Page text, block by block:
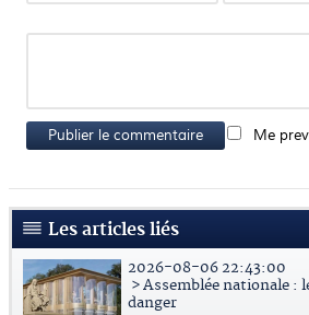
Publier le commentaire Me
Les articles liés
2026-08-06 22:43:00
> Assemblée nationale :
danger